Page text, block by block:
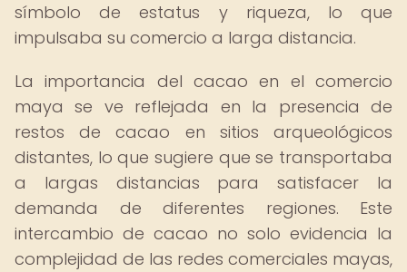
símbolo de estatus y riqueza, lo que
impulsaba su comercio a larga distancia.
La importancia del cacao en el comercio
maya se ve reflejada en la presencia de
restos de cacao en sitios arqueológicos
distantes, lo que sugiere que se transportaba
a largas distancias para satisfacer la
demanda de diferentes regiones. Este
intercambio de cacao no solo evidencia la
complejidad de las redes comerciales mayas,